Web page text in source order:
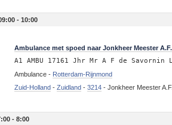
- 10:00
Ambulance met spoed naar Jonkheer Meester
A1 AMBU 17161 Jhr Mr A F de Savornin
Ambulance - Rotterdam-Rijnmond
Zuid-Holland -Zuidland -3214 -Jonkheer Meester
- 8:00